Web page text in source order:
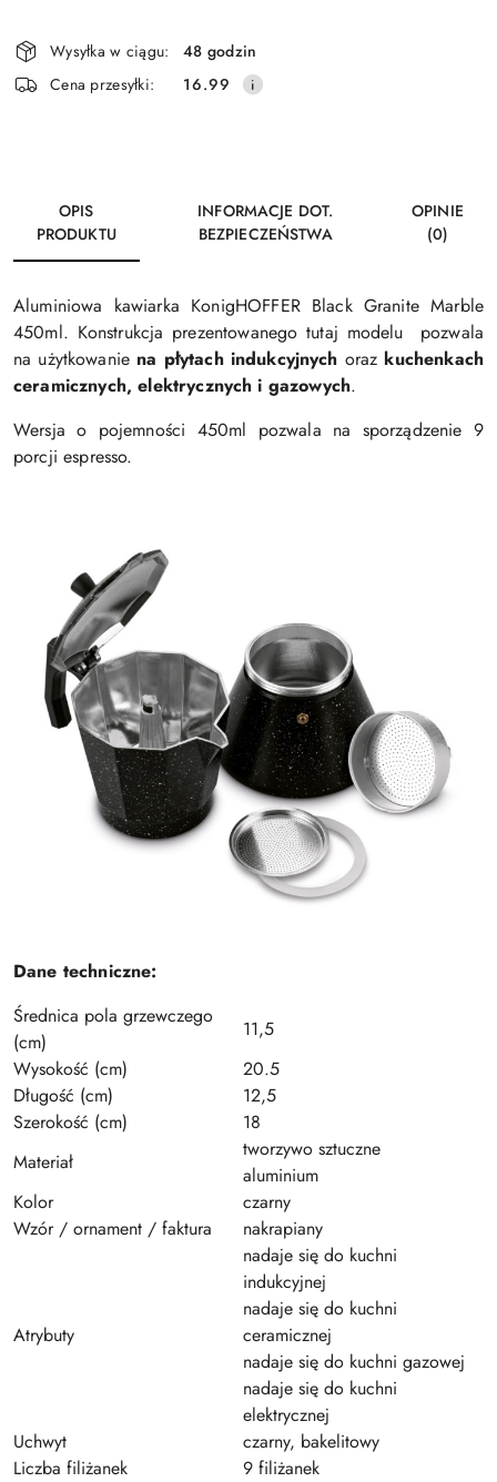
Wyślij
Dostępność
i
dostawa
Wysyłka w ciągu:
48 godzin
Cena przesyłki:
16.99
OPIS
PRODUKTU
INFORMACJE DOT.
BEZPIECZEŃSTWA
OPINIE
(0)
Aluminiowa kawiarka KonigHOFFER Black Granite Marble
450ml. Konstrukcja prezentowanego tutaj modelu pozwala
na użytkowanie na płytach indukcyjnych oraz kuchenkach
ceramicznych, elektrycznych i gazowych.
Wersja o pojemności 450ml pozwala na sporządzenie 9
porcji espresso.
Dane techniczne:
Średnica pola grzewczego
(cm)
11,5
Wysokość (cm)
20.5
Długość (cm)
12,5
Szerokość (cm)
18
Materiał
tworzywo sztuczne
aluminium
Kolor
czarny
Wzór / ornament / faktura
nakrapiany
Atrybuty
nadaje się do kuchni
indukcyjnej
nadaje się do kuchni
ceramicznej
nadaje się do kuchni gazowej
nadaje się do kuchni
elektrycznej
Uchwyt
czarny, bakelitowy
Liczba filiżanek
9 filiżanek